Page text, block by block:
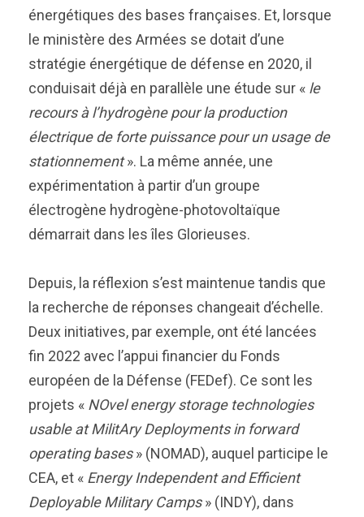
énergétiques des bases françaises. Et, lorsque
le ministère des Armées se dotait d’une
stratégie énergétique de défense en 2020, il
conduisait déjà en parallèle une étude sur « le
recours à l’hydrogène pour la production
électrique de forte puissance pour un usage de
stationnement». La même année, une
expérimentation à partir d’un groupe
électrogène hydrogène-photovoltaïque
démarrait dans les îles Glorieuses.
Depuis, la réflexion s’est maintenue tandis que
la recherche de réponses changeait d’échelle.
Deux initiatives, par exemple, ont été lancées
fin 2022 avec l’appui financier du Fonds
européen de la Défense (FEDef). Ce sont les
projets « NOvel energy storage technologies
usable at MilitAry Deployments in forward
operating bases» (NOMAD), auquel participe le
CEA, et « Energy Independent and Efficient
Deployable Military Camps» (INDY), dans